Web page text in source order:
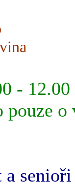
-
o
a